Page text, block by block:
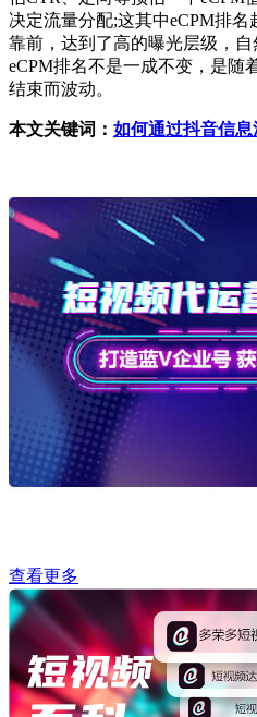
决定流量分配;这其中eCPM排
靠前，达到了高的曝光层级，
eCPM排名不是一成不变，是随
结束而波动。
本文关键词： 如何通过抖音信
查看更多